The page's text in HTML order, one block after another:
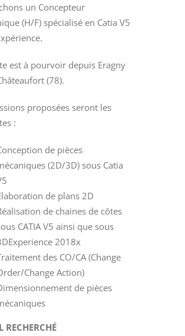
un Concepteur
(H/F) spécialisé en Catia V5
est à pourvoir depuis Eragny
(78).
proposées seront les
:
de pièces
(2D/3D) sous Catia
de plans 2D
de chaines de côtes
CATIA V5 ainsi que sous
2018x
des CO/CA (Change
Change Action)
de pièces
RECHERCHÉ